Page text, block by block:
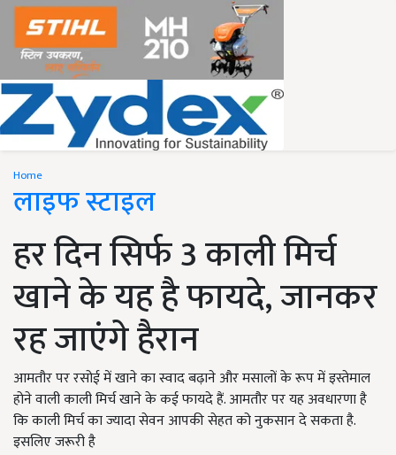
Home
लाइफ स्टाइल
हर दिन सिर्फ 3 काली मिर्च
खाने के यह है फायदे, जानकर
रह जाएंगे हैरान
आमतौर पर रसोई में खाने का स्वाद बढ़ाने और मसालों के रूप में इस्तेमाल
होने वाली काली मिर्च खाने के कई फायदे हैं. आमतौर पर यह अवधारणा है
कि काली मिर्च का ज्यादा सेवन आपकी सेहत को नुकसान दे सकता है.
इसलिए जरूरी है